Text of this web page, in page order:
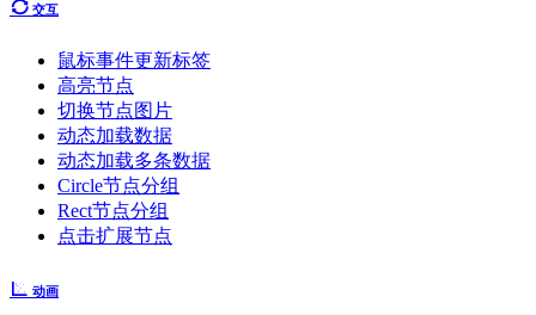
交互
鼠标事件更新标签
高亮节点
切换节点图片
动态加载数据
动态加载多条数据
Circle节点分组
Rect节点分组
点击扩展节点
动画